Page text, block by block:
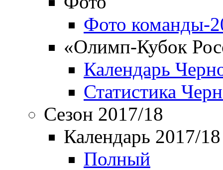
Фото команды-
«Олимп-Кубок
Календарь
Статистика
Сезон 2017/18
Календарь 2017/18
Полный